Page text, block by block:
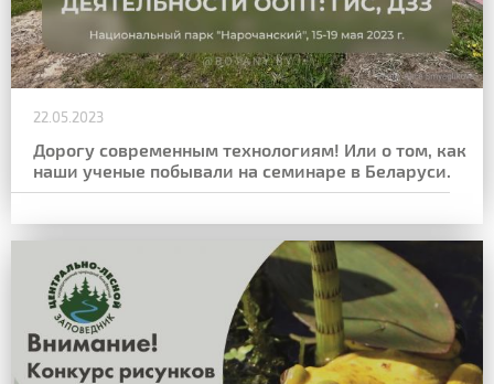
22.05.2023
Дорогу современным технологиям! Или о том, как
наши ученые побывали на семинаре в Беларуси.